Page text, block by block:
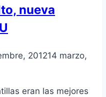
nueva
201214 marzo,
eran las mejores